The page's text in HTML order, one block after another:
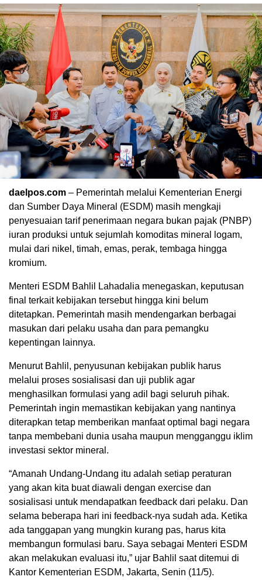
daelpos.com – Pemerintah melalui Kementerian Energi
dan Sumber Daya Mineral (ESDM) masih mengkaji
penyesuaian tarif penerimaan negara bukan pajak (PNBP)
iuran produksi untuk sejumlah komoditas mineral logam,
mulai dari nikel, timah, emas, perak, tembaga hingga
kromium.
Menteri ESDM Bahlil Lahadalia menegaskan, keputusan
final terkait kebijakan tersebut hingga kini belum
ditetapkan. Pemerintah masih mendengarkan berbagai
masukan dari pelaku usaha dan para pemangku
kepentingan lainnya.
Menurut Bahlil, penyusunan kebijakan publik harus
melalui proses sosialisasi dan uji publik agar
menghasilkan formulasi yang adil bagi seluruh pihak.
Pemerintah ingin memastikan kebijakan yang nantinya
diterapkan tetap memberikan manfaat optimal bagi negara
tanpa membebani dunia usaha maupun mengganggu iklim
investasi sektor mineral.
“Amanah Undang-Undang itu adalah setiap peraturan
yang akan kita buat diawali dengan exercise dan
sosialisasi untuk mendapatkan feedback dari pelaku. Dan
selama beberapa hari ini feedback-nya sudah ada. Ketika
ada tanggapan yang mungkin kurang pas, harus kita
membangun formulasi baru. Saya sebagai Menteri ESDM
akan melakukan evaluasi itu,” ujar Bahlil saat ditemui di
Kantor Kementerian ESDM, Jakarta, Senin (11/5).